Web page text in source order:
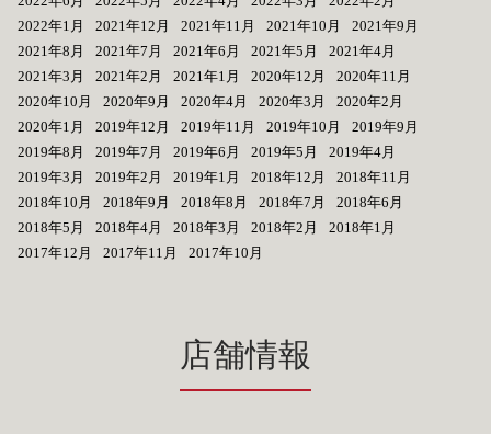
2022年1月
2021年12月 2021年11月 2021年10月
2021年9月
2021年8月
2021年7月 2021年6月 2021年5月
2021年4月
2021年3月
2021年2月 2021年1月 2020年12月
2020年11月
2020年10月
2020年9月 2020年4月 2020年3月
2020年2月
2020年1月
2019年12月 2019年11月 2019年10月
2019年9月
2019年8月
2019年7月 2019年6月 2019年5月
2019年4月
2019年3月
2019年2月 2019年1月 2018年12月
2018年11月
2018年10月
2018年9月 2018年8月 2018年7月
2018年6月
2018年5月
2018年4月 2018年3月 2018年2月
2018年1月
2017年12月
2017年11月 2017年10月
店舗情報